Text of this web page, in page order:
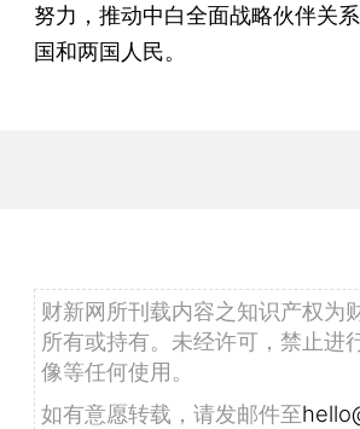
努力，推动中白全面战略伙伴关
国和两国人民。
财新网所刊载内容之知识产权为
所有或持有。未经许可，禁止进
像等任何使用。
如有意愿转载，请发邮件至